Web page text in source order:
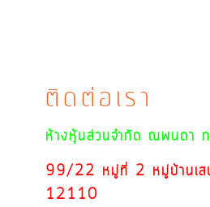
ติดต่อเรา
ห้างหุ้นส่วนจำกัด ณพนดา
99/22 หมู่ที่ 2 หมู่บ้านเส
12110